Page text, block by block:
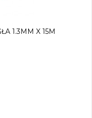
1.3MM X 15M